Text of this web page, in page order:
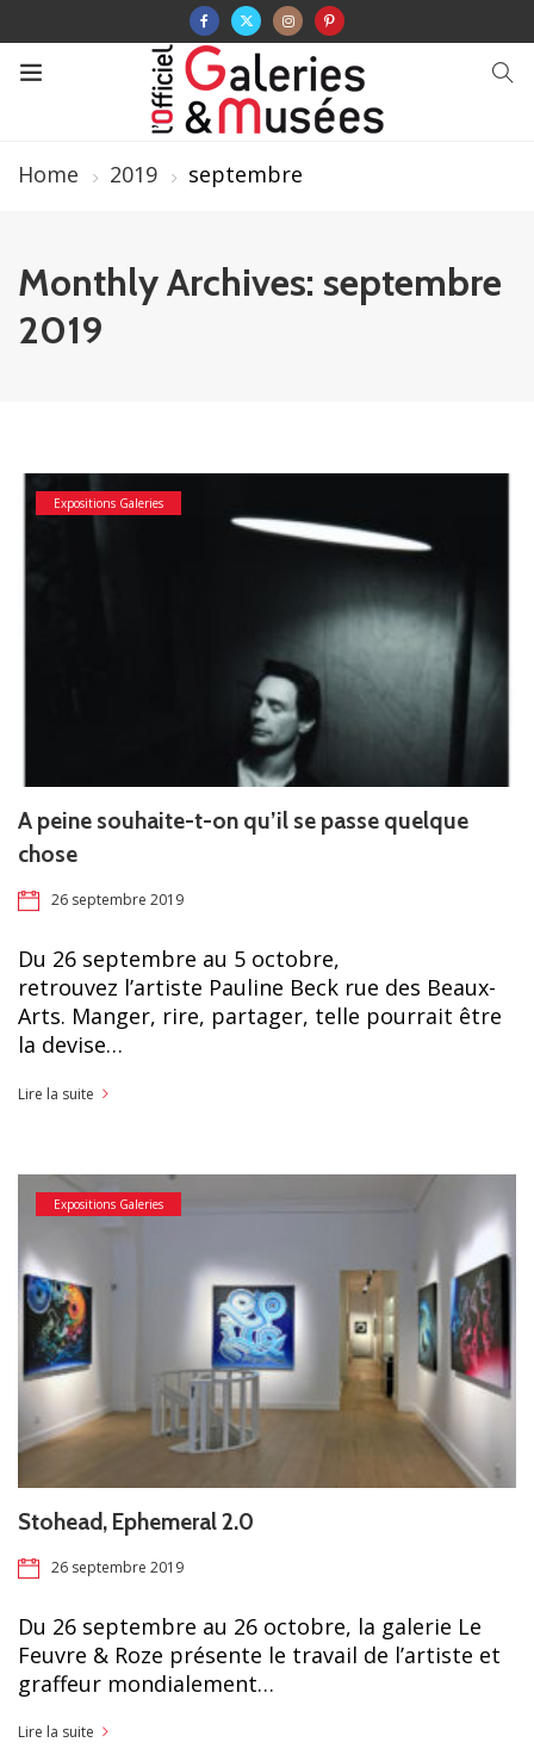
Home 2019 septembre
Monthly Archives: septembre
2019
Expositions Galeries
A peine souhaite-t-on qu’il se passe quelque
chose
26 septembre 2019
Du 26 septembre au 5 octobre,
retrouvez l’artiste Pauline Beck rue des Beaux-
Arts. Manger, rire, partager, telle pourrait être
la devise…
Lire la suite
Expositions Galeries
Stohead, Ephemeral 2.0
26 septembre 2019
Du 26 septembre au 26 octobre, la galerie Le
Feuvre & Roze présente le travail de l’artiste et
graffeur mondialement…
Lire la suite